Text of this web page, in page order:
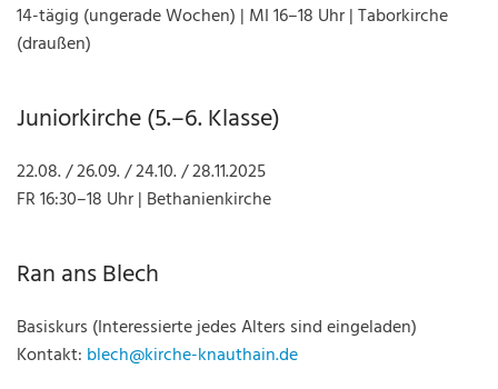
14-tägig (ungerade Wochen) | MI 16–18 Uhr | Taborkirche
(draußen)
Juniorkirche (5.–6. Klasse)
22.08. / 26.09. / 24.10. / 28.11.2025
FR 16:30–18 Uhr | Bethanienkirche
Ran ans Blech
Basiskurs (Interessierte jedes Alters sind eingeladen)
Kontakt: blech@kirche-knauthain.de